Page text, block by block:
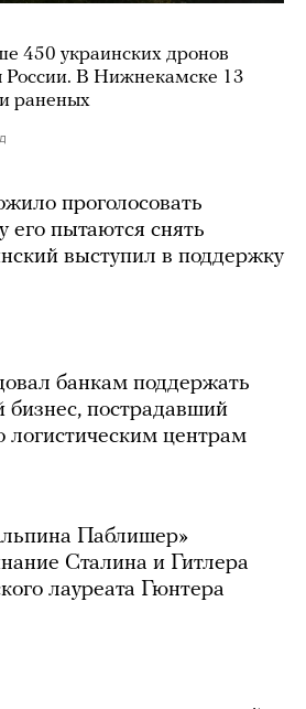
450 украинских дронов
России. В Нижнекамске 13
раненых
проголосовать
его пытаются снять
выступил в поддержку
банкам поддержать
пострадавший
логистическим центрам
Паблишер»
Сталина и Гитлера
лауреата Гюнтера